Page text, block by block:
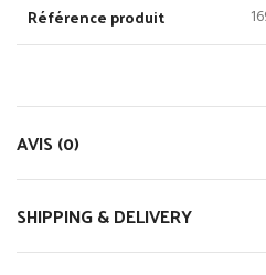
Référence produit
AVIS (0)
SHIPPING & DELIVERY